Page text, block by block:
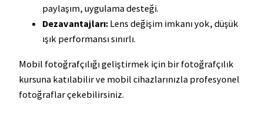
paylaşım, uygulama desteği.
Dezavantajları: Lens değişim imkanı yok, düşük
ışık performansı sınırlı.
Mobil fotoğrafçılığı geliştirmek için bir fotoğrafçılık
kursuna katılabilir ve mobil cihazlarınızla profesyonel
fotoğraflar çekebilirsiniz.